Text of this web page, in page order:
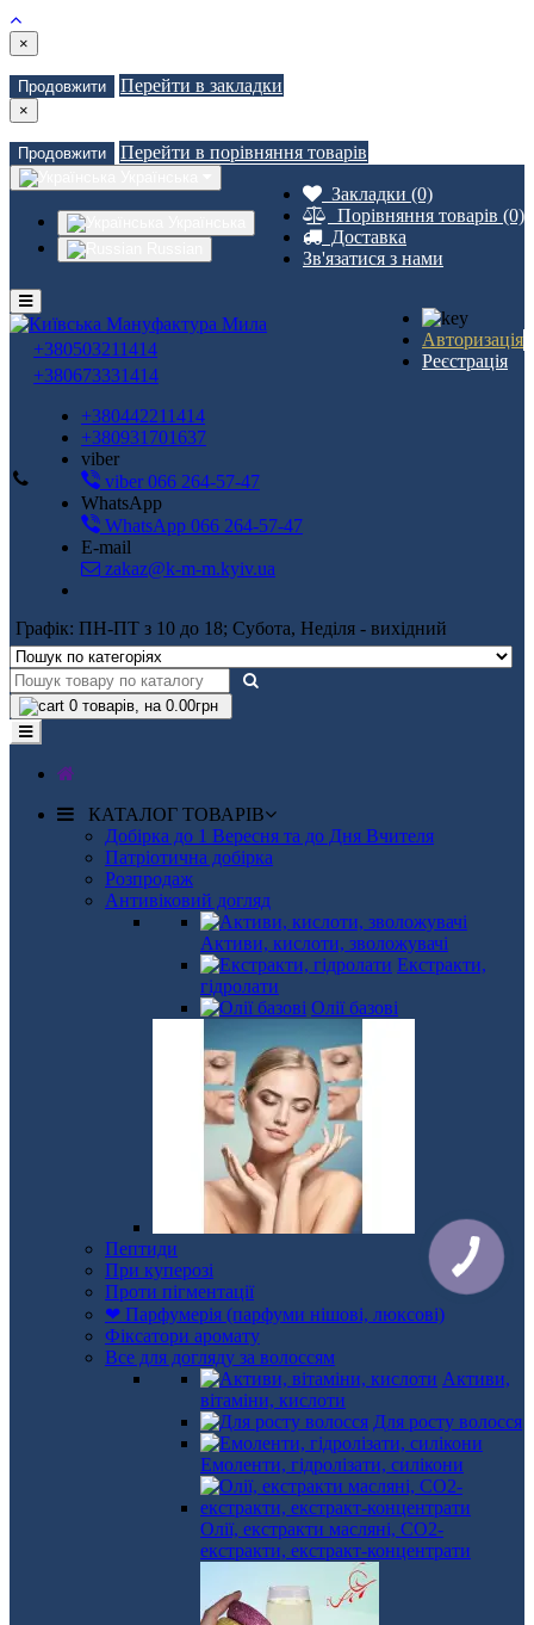
×
Продовжити Перейти в закладки
×
Продовжити Перейти в порівняння товарів
Закладки (0)
Порівняння товарів (0)
Доставка
Зв'язатися з нами
Авторизація
Реєстрація
+380503211414
+380673331414
+380442211414
+380931701637
viber
viber 066 264-57-47
WhatsApp
WhatsApp 066 264-57-47
E-mail
zakaz@k-m-m.kyiv.ua
Графік: ПН-ПТ з 10 до 18; Субота, Неділя - вихідний
0 товарів, на 0.00грн
КАТАЛОГ ТОВАРІВ
Добірка до 1 Вересня та до Дня Вчителя
Патріотична добірка
Розпродаж
Антивіковий догляд
Активи, кислоти, зволожувачі
Екстракти,
гідролати
Олії базові
Пептиди
При куперозі
Проти пігментації
❤ Парфумерія (парфуми нішові, люксові)
Фіксатори аромату
Все для догляду за волоссям
Активи,
вітаміни, кислоти
Для росту волосся
Емоленти, гідролізати, силікони
Олії, екстракти масляні, СО2-
екстракти, екстракт-концентрати